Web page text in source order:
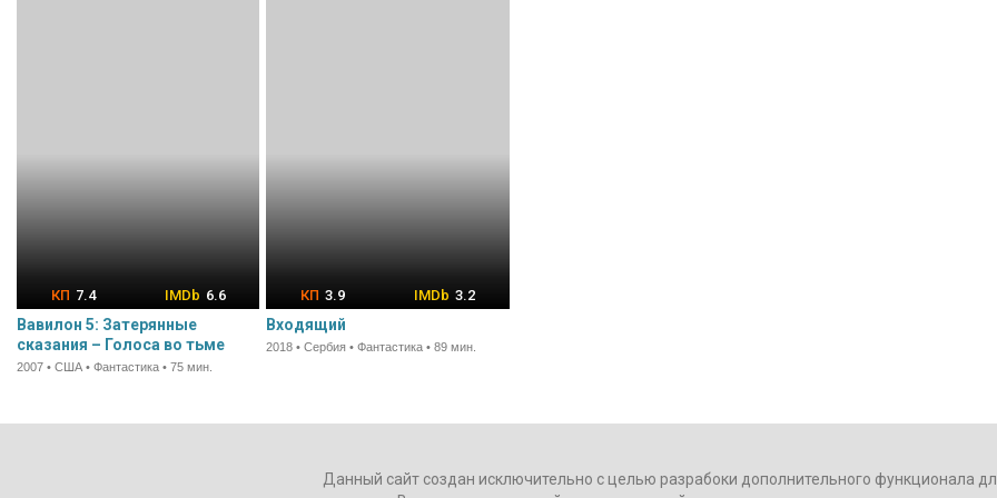
7.4 6.6
Вавилон 5: Затерянные
сказания – Голоса во тьме
2007 • США • Фантастика • 75 мин.
3.9 3.2
Входящий
2018 • Сербия • Фантастика • 89 мин.
Данный сайт создан исключительно с целью разрабоки дополнительного функционала